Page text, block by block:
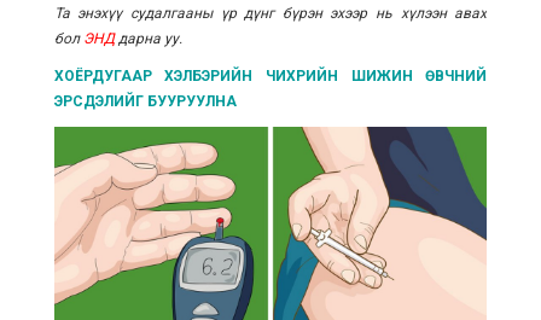
Та энэхүү судалгааны үр дүнг бүрэн эхээр нь хүлээн авах
бол ЭНДдарна уу.
ХОЁРДУГААР ХЭЛБЭРИЙН ЧИХРИЙН ШИЖИН ӨВЧНИЙ
ЭРСДЭЛИЙГ БУУРУУЛНА